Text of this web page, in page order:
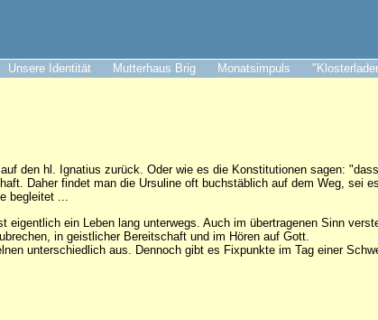
Unsere Identität Mutterhaus Brig Monatsimpuls
den hl. Ignatius zurück. Oder wie es die Konstitutionen sagen:
Daher findet man die Ursuline oft buchstäblich auf dem Weg, sei
begleitet ...
eigentlich ein Leben lang unterwegs. Auch im übertragenen Sinn
in geistlicher Bereitschaft und im Hören auf Gott.
unterschiedlich aus. Dennoch gibt es Fixpunkte im Tag einer